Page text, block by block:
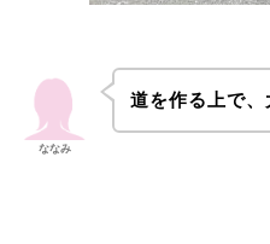
ななみ
道を作る上で、